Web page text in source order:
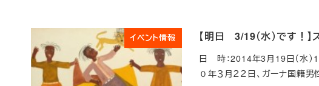
イベント情報 【明日 3/19（水）です！
日 時：2014年3月19日（水
０年３月２２日、ガーナ国籍